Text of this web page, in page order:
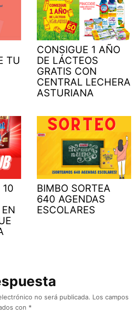
TU
CONSIGUE 1 AÑO
DE LÁCTEOS
GRATIS CON
CENTRAL LECHERA
ASTURIANA
10
BIMBO SORTEA
640 AGENDAS
ESCOLARES
no será publicada. Los campos
con *